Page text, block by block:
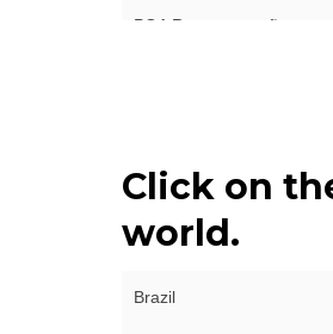
PGA Representações
Sabra Representações
Hermes Representações
Samarc Representações
Click on
world.
Brazil